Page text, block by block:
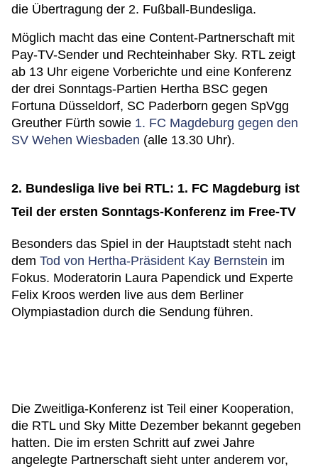
die Übertragung der 2. Fußball-Bundesliga.
Möglich macht das eine Content-Partnerschaft mit
Pay-TV-Sender und Rechteinhaber Sky. RTL zeigt
ab 13 Uhr eigene Vorberichte und eine Konferenz
der drei Sonntags-Partien Hertha BSC gegen
Fortuna Düsseldorf, SC Paderborn gegen SpVgg
Greuther Fürth sowie 1. FC Magdeburg gegen den
SV Wehen Wiesbaden (alle 13.30 Uhr).
2. Bundesliga live bei RTL: 1. FC Magdeburg ist
Teil der ersten Sonntags-Konferenz im Free-TV
Besonders das Spiel in der Hauptstadt steht nach
dem Tod von Hertha-Präsident Kay Bernstein im
Fokus. Moderatorin Laura Papendick und Experte
Felix Kroos werden live aus dem Berliner
Olympiastadion durch die Sendung führen.
Die Zweitliga-Konferenz ist Teil einer Kooperation,
die RTL und Sky Mitte Dezember bekannt gegeben
hatten. Die im ersten Schritt auf zwei Jahre
angelegte Partnerschaft sieht unter anderem vor,